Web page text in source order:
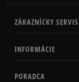
ZÁKAZNÍCKY SERVIS
INFORMÁCIE
PORADCA